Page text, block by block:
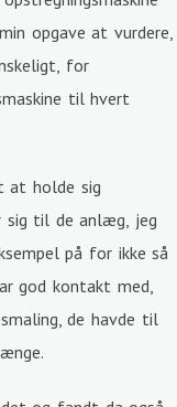
opgave at vurdere,
for
til hvert
at holde sig
sig til de anlæg, jeg
på for ikke så
god kontakt med,
de havde til